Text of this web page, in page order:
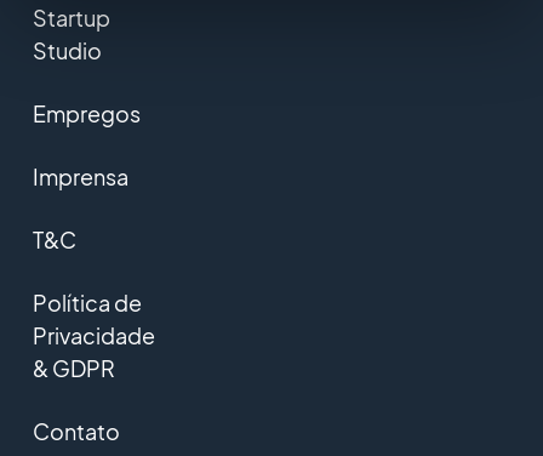
Startup
Studio
Empregos
Imprensa
T&C
Política de
Privacidade
& GDPR
Contato